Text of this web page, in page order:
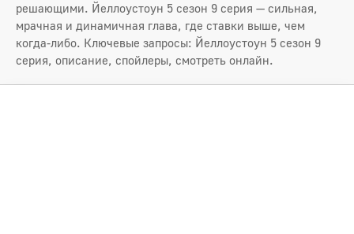
решающими. Йеллоустоун 5 сезон 9 серия — сильная,
мрачная и динамичная глава, где ставки выше, чем
когда-либо. Ключевые запросы: Йеллоустоун 5 сезон 9
серия, описание, спойлеры, смотреть онлайн.